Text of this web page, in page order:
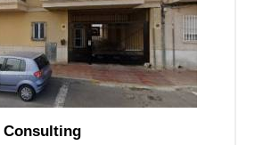
Consulting